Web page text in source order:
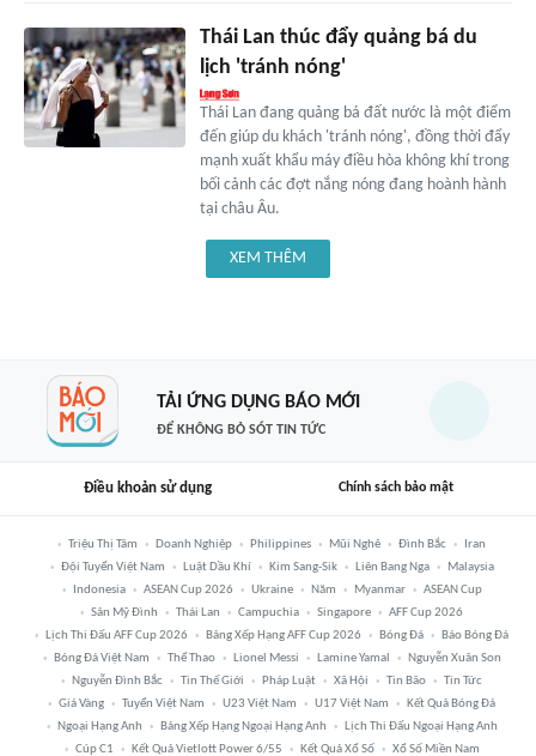
Thái Lan thúc đẩy quảng bá du
lịch 'tránh nóng'
Thái Lan đang quảng bá đất nước là một điểm
đến giúp du khách 'tránh nóng', đồng thời đẩy
mạnh xuất khẩu máy điều hòa không khí trong
bối cảnh các đợt nắng nóng đang hoành hành
tại châu Âu.
XEM THÊM
TẢI ỨNG DỤNG BÁO MỚI
ĐỂ KHÔNG BỎ SÓT TIN TỨC
Điều khoản sử dụng Chính sách bảo mật
Triệu Thị Tâm Doanh Nghiệp Philippines Mũi Nghê Đình Bắc
Iran
Đội Tuyển Việt Nam
Luật Dầu Khí Kim Sang-Sik Liên Bang Nga
Malaysia
Indonesia
ASEAN Cup 2026 Ukraine Năm Myanmar
ASEAN Cup
Sân Mỹ Đình
Thái Lan Campuchia Singapore
AFF Cup 2026
Lịch Thi Đấu AFF Cup 2026
Bảng Xếp Hạng AFF Cup 2026 Bóng Đá
Báo Bóng Đá
Bóng Đá Việt Nam
Thể Thao Lionel Messi Lamine Yamal
Nguyễn Xuân Son
Nguyễn Đình Bắc
Tin Thế Giới Pháp Luật Xã Hội Tin Bão
Tin Tức
Giá Vàng
Tuyển Việt Nam U23 Việt Nam U17 Việt Nam
Kết Quả Bóng Đá
Ngoại Hạng Anh
Bảng Xếp Hạng Ngoại Hạng Anh
Lịch Thi Đấu Ngoại Hạng Anh
Cúp C1
Kết Quả Vietlott Power 6/55 Kết Quả Xổ Số Xổ Số Miền Nam